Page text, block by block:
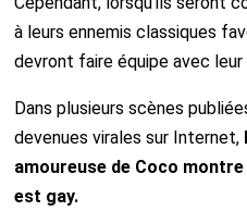
à leurs ennemis classiques
devront faire équipe avec
Dans plusieurs scènes
devenues virales sur Internet,
amoureuse de Coco
est gay.